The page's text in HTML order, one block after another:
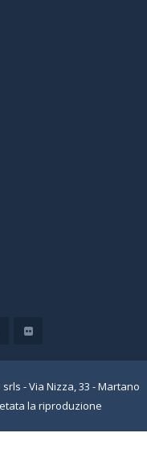
- Via Nizza, 33 - Martano
la riproduzione